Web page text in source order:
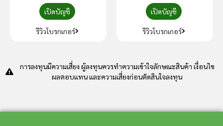
เปิดบัญชี
รีวิวโบรกเกอร์
เปิดบัญชี
รีวิวโบรกเกอร์
การลงทุนมีความเสี่ยง ผู้ลงทุนควรทำความเข้าใจลักษณะสินค้า เงื่อนไข
ผลตอบแทน และความเสี่ยงก่อนตัดสินใจลงทุน